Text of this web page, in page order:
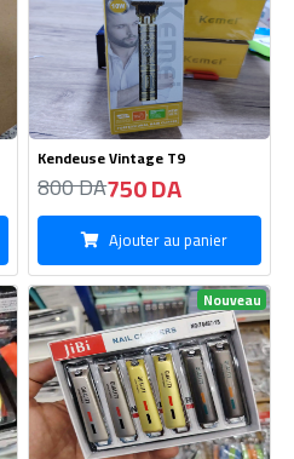
Nouveau
Coupe-ongles JiBi /12 Pieces
920 DA890 DA
Ajouter au panier
Nouveau